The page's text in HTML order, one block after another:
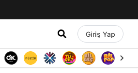
Giriş Yap